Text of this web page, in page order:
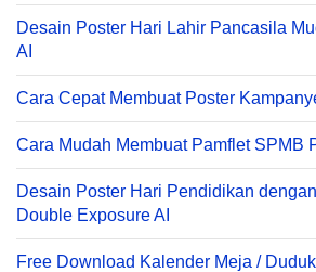
Desain Poster Hari Lahir Pancasila
AI
Cara Cepat Membuat Poster
Cara Mudah Membuat Pamflet SPMB
Desain Poster Hari Pendidikan
Double Exposure AI
Free Download Kalender Meja /